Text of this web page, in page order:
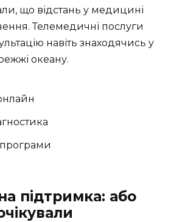
що відстань у медицині
Телемедичні послуги
навіть знаходячись у
океану.
підтримка: або